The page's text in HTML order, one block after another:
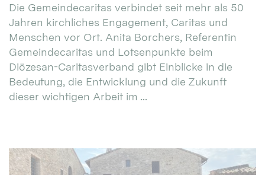
Die Gemeindecaritas verbindet seit mehr als 50
Jahren kirchliches Engagement, Caritas und
Menschen vor Ort. Anita Borchers, Referentin
Gemeindecaritas und Lotsenpunkte beim
Diözesan-Caritasverband gibt Einblicke in die
Bedeutung, die Entwicklung und die Zukunft
dieser wichtigen Arbeit im ...